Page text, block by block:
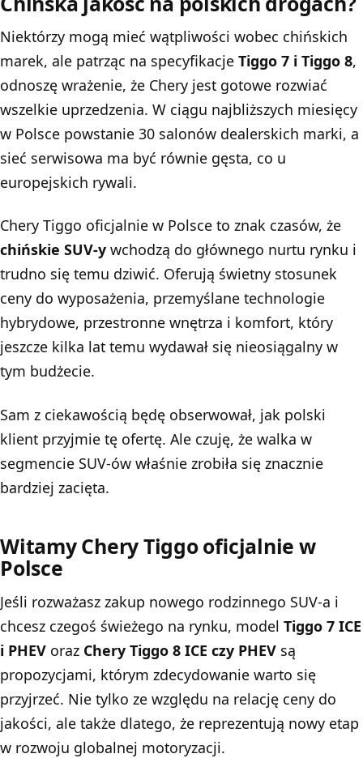
Niektórzy mogą mieć wątpliwości wobec chińskich
marek, ale patrząc na specyfikacje Tiggo 7 i Tiggo 8,
odnoszę wrażenie, że Chery jest gotowe rozwiać
wszelkie uprzedzenia. W ciągu najbliższych miesięcy
w Polsce powstanie 30 salonów dealerskich marki, a
sieć serwisowa ma być równie gęsta, co u
europejskich rywali.
Chery Tiggo oficjalnie w Polsce to znak czasów, że
chińskie SUV-y wchodzą do głównego nurtu rynku i
trudno się temu dziwić. Oferują świetny stosunek
ceny do wyposażenia, przemyślane technologie
hybrydowe, przestronne wnętrza i komfort, który
jeszcze kilka lat temu wydawał się nieosiągalny w
tym budżecie.
Sam z ciekawością będę obserwował, jak polski
klient przyjmie tę ofertę. Ale czuję, że walka w
segmencie SUV-ów właśnie zrobiła się znacznie
bardziej zacięta.
Witamy Chery Tiggo oficjalnie w
Polsce
Jeśli rozważasz zakup nowego rodzinnego SUV-a i
chcesz czegoś świeżego na rynku, model Tiggo 7 ICE
i PHEV oraz Chery Tiggo 8 ICE czy PHEV są
propozycjami, którym zdecydowanie warto się
przyjrzeć. Nie tylko ze względu na relację ceny do
jakości, ale także dlatego, że reprezentują nowy etap
w rozwoju globalnej motoryzacji.